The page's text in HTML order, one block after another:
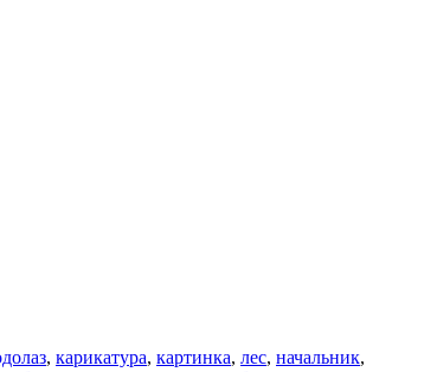
, карикатура, картинка, лес, начальник,